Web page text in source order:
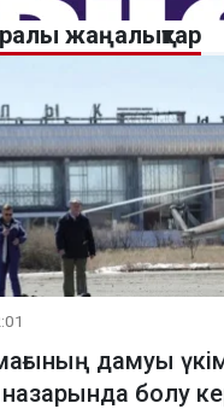
жаңалықтар
дамуы
болу